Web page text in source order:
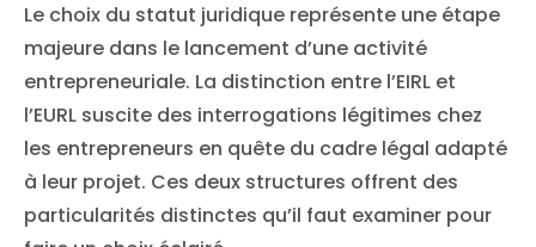
Le choix du statut juridique représente une étape
majeure dans le lancement d’une activité
entrepreneuriale. La distinction entre l’EIRL et
l’EURL suscite des interrogations légitimes chez
les entrepreneurs en quête du cadre légal adapté
à leur projet. Ces deux structures offrent des
particularités distinctes qu’il faut examiner pour